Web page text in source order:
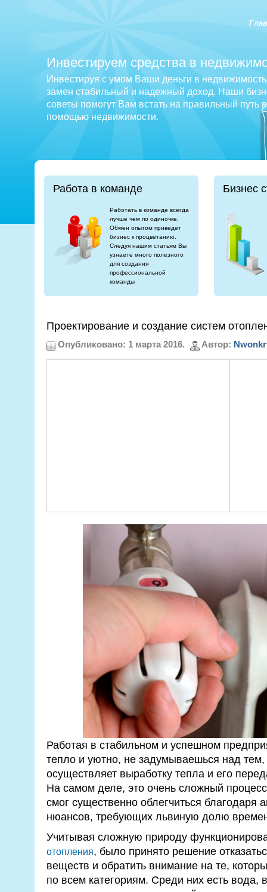
Инвестируем средства в
Инвестируя с умом Ваши деньги в
замен стабильный и надежный доход. Наши
советы помогут Вам встать на правильный путь
помощью недвижимости.
Работа в команде
Работать в команде всегда
лучше чем по одиночке.
Обмен опытом приведет
бизнес к процветанию.
Следуя нашим статьям Вы
узнаете много полезного
для создания
профессиональной
команды
Бизнес
Проектирование и создание систем
Опубликовано: 1 марта 2016. Автор:
Работая в стабильном и успешном
тепло и уютно, не задумываешься над тем,
осуществляет выработку тепла и его
На самом деле, это очень сложный
смог существенно облегчиться благодаря
нюансов, требующих львиную долю
Учитывая сложную природу
отопления, было принято решение
веществ и обратить внимание на те,
по всем категориям. Среди них есть вода,